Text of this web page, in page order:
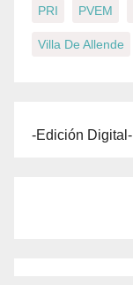
PRI PVEM
Villa De Allende
-Edición Digital-